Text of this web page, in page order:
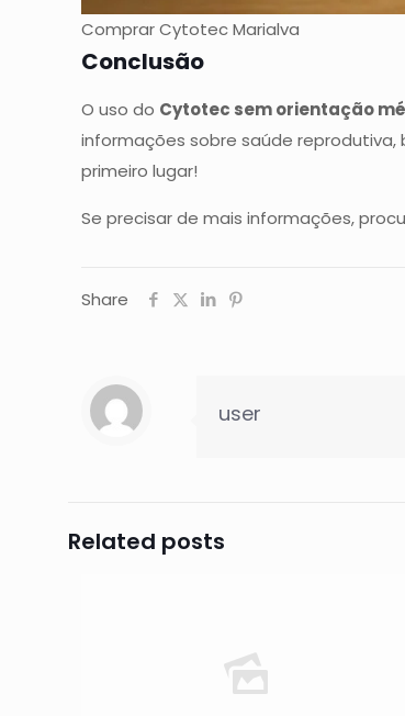
Comprar Cytotec Marialva
Conclusão
O uso do Cytotec sem orientação
informações sobre saúde
primeiro lugar!
Se precisar de mais informações,
Share
user
Related posts